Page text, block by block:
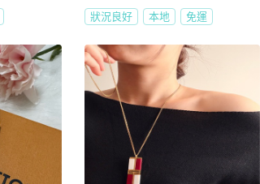
狀況良好 本地 免運